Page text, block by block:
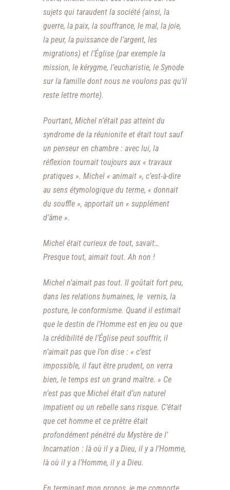
sujets qui taraudent la société (ainsi, la
guerre, la paix, la souffrance, le mal, la joie,
la peur, la puissance de l’argent, les
migrations) et l’Église (par exemple la
mission, le kérygme, l’eucharistie, le Synode
sur la famille dont nous ne voulons pas qu’il
reste lettre morte).
Pourtant, Michel n’était pas atteint du
syndrome de la réunionite et était tout sauf
un penseur en chambre : avec lui, la
réflexion tournait toujours aux « travaux
pratiques ». Michel « animait », c’est-à-dire
au sens étymologique du terme, « donnait
du souffle », apportait un « supplément
d’âme ».
Michel était curieux de tout, savait…
Presque tout, aimait tout. Ah non !
Michel n’aimait pas tout. Il goûtait fort peu,
dans les relations humaines, le vernis, la
posture, le conformisme. Quand il estimait
que le destin de l’Homme est en jeu ou que
la crédibilité de l’Église peut souffrir, il
n’aimait pas que l’on dise : « c’est
impossible, il faut être prudent, on verra
bien, le temps est un grand maître. » Ce
n’est pas que Michel était d’un naturel
impatient ou un rebelle sans risque. C’était
que cet homme et ce prêtre était
profondément pénétré du Mystère de l’
Incarnation : là où il y a Dieu, il y a l’Homme,
là où il y a l’Homme, il y a Dieu.
En terminant mon propos, je me comporte